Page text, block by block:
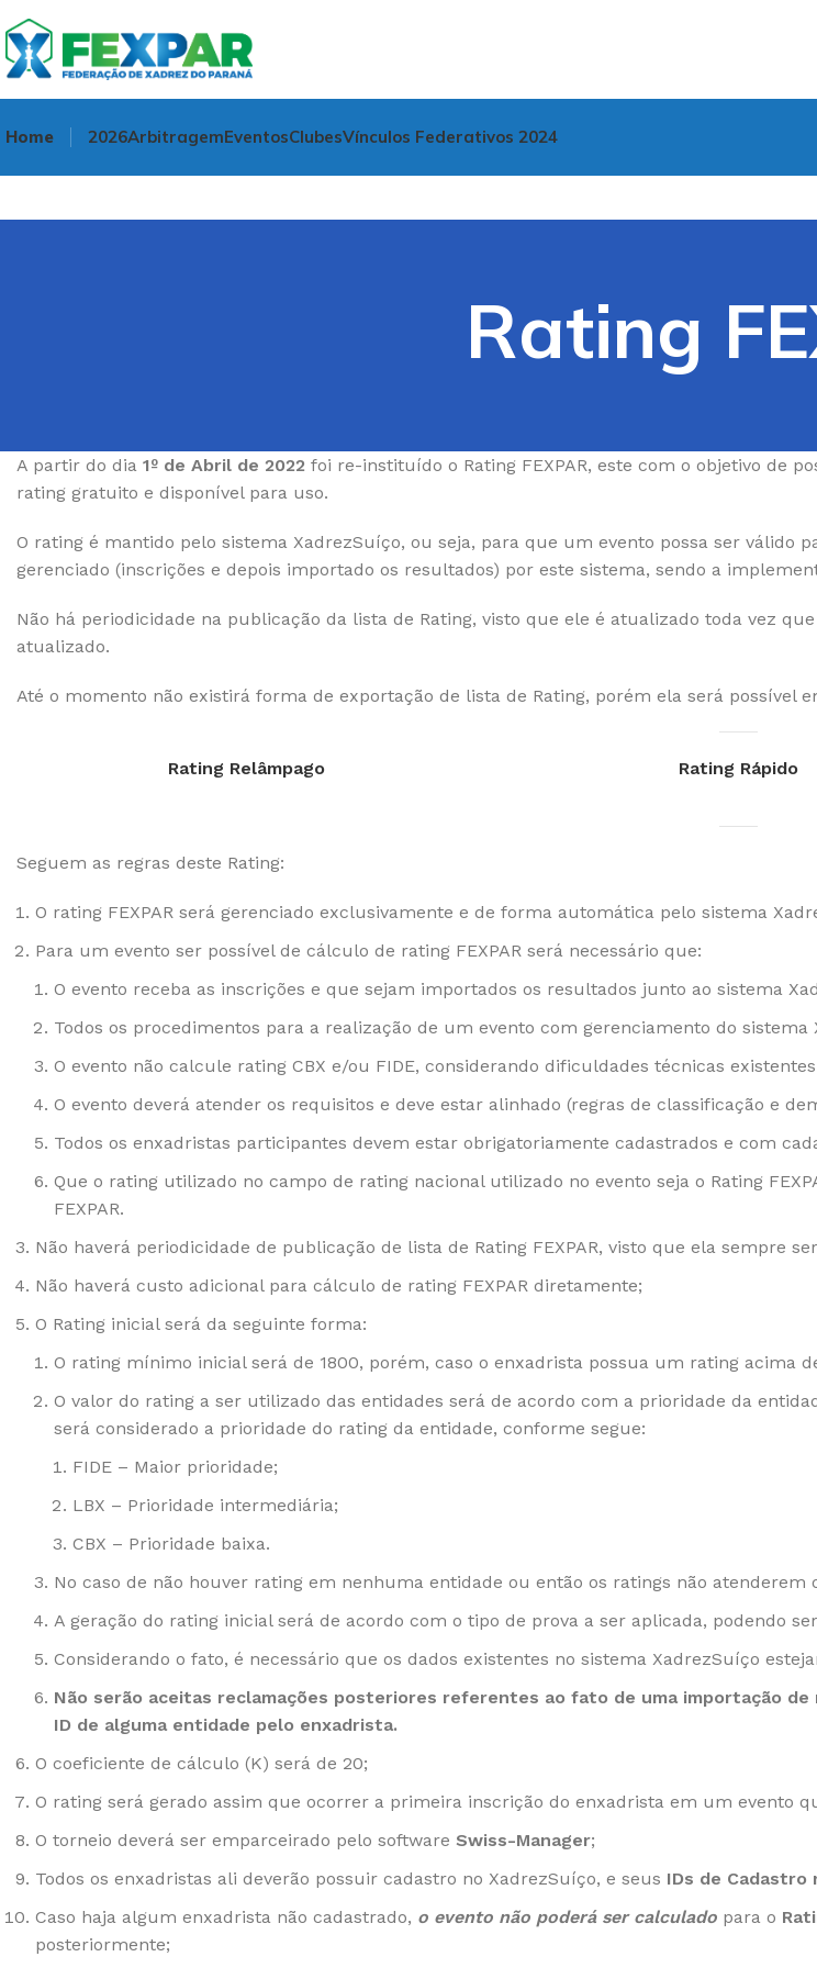
Home 2026ArbitragemEventosClubesVínculos Federativos 2024
Rating
A partir do dia 1º de Abril de 2022 foi re-instituído o Rating FEXPAR, este com o objetivo de
rating gratuito e disponível para uso.
O rating é mantido pelo sistema XadrezSuíço, ou seja, para que um evento possa ser válido
gerenciado (inscrições e depois importado os resultados) por este sistema, sendo a
Não há periodicidade na publicação da lista de Rating, visto que ele é atualizado toda vez
atualizado.
Até o momento não existirá forma de exportação de lista de Rating, porém ela será possível
Rating Relâmpago Rating Rápido
Seguem as regras deste Rating:
O rating FEXPAR será gerenciado exclusivamente e de forma automática pelo sistema
Para um evento ser possível de cálculo de rating FEXPAR será necessário que:
O evento receba as inscrições e que sejam importados os resultados junto ao sistema
Todos os procedimentos para a realização de um evento com gerenciamento do sistema
O evento não calcule rating CBX e/ou FIDE, considerando dificuldades técnicas
O evento deverá atender os requisitos e deve estar alinhado (regras de classificação e
Todos os enxadristas participantes devem estar obrigatoriamente cadastrados e com
Que o rating utilizado no campo de rating nacional utilizado no evento seja o Rating
FEXPAR.
Não haverá periodicidade de publicação de lista de Rating FEXPAR, visto que ela sempre
Não haverá custo adicional para cálculo de rating FEXPAR diretamente;
O Rating inicial será da seguinte forma:
O rating mínimo inicial será de 1800, porém, caso o enxadrista possua um rating acima
O valor do rating a ser utilizado das entidades será de acordo com a prioridade da
será considerado a prioridade do rating da entidade, conforme segue:
FIDE – Maior prioridade;
LBX – Prioridade intermediária;
CBX – Prioridade baixa.
No caso de não houver rating em nenhuma entidade ou então os ratings não
A geração do rating inicial será de acordo com o tipo de prova a ser aplicada, podendo
Considerando o fato, é necessário que os dados existentes no sistema XadrezSuíço
Não serão aceitas reclamações posteriores referentes ao fato de uma importação
ID de alguma entidade pelo enxadrista.
O coeficiente de cálculo (K) será de 20;
O rating será gerado assim que ocorrer a primeira inscrição do enxadrista em um evento
O torneio deverá ser emparceirado pelo software Swiss-Manager;
Todos os enxadristas ali deverão possuir cadastro no XadrezSuíço, e seus IDs de Cadastro
Caso haja algum enxadrista não cadastrado, o evento não poderá ser calculado para o
posteriormente;